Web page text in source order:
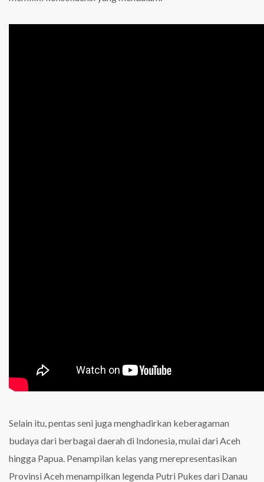
Selain itu, pentas seni juga menghadirkan keberagaman
budaya dari berbagai daerah di Indonesia, mulai dari Aceh
hingga Papua. Penampilan kelas yang merepresentasikan
Provinsi Aceh menampilkan legenda Putri Pukes dari Danau